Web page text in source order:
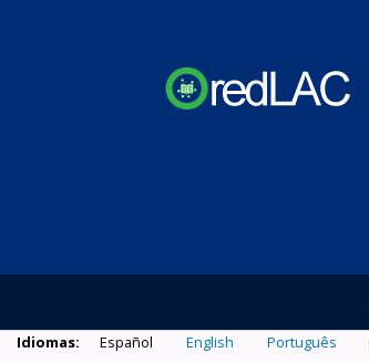
Idiomas: Español English Português